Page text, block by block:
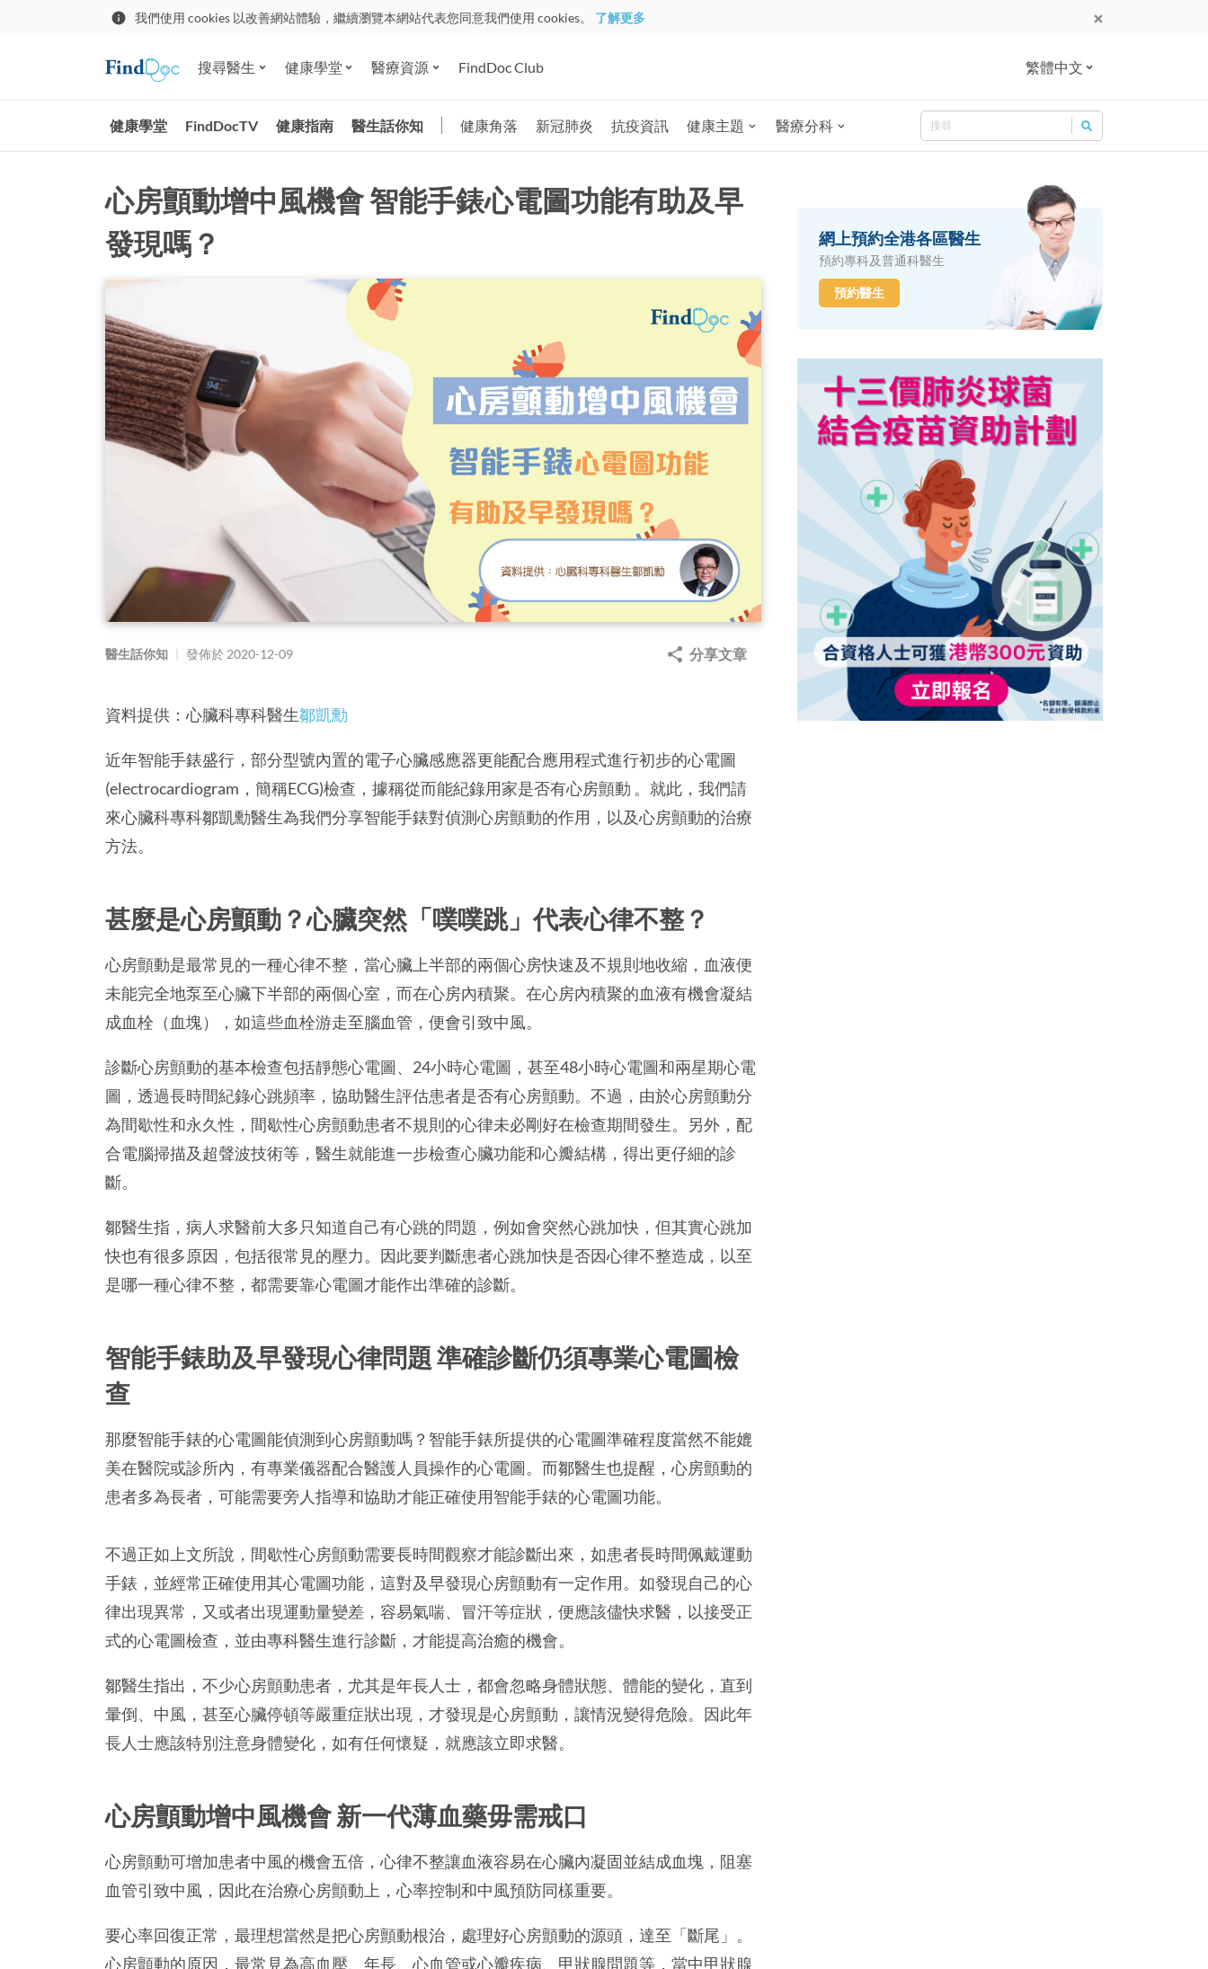
我們使用 cookies 以改善網站體驗，繼續瀏覽本網站代表您同意我們使用 cookies。 了解更多
搜尋醫生 健康學堂 醫療資源 FindDoc Club 繁體中文
健康學堂 FindDocTV 健康指南 醫生話你知 健康角落 新冠肺炎 抗疫資訊 健康主題 醫療分科
Search for:
Search
心房顫動增中風機會 智能手錶心電圖功能有助及早
發現嗎？
醫生話你知 | 發佈於 2020-12-09 分享文章
資料提供：心臟科專科醫生鄒凱勳
近年智能手錶盛行，部分型號內置的電子心臟感應器更能配合應用程式進行初步的心電圖
(electrocardiogram，簡稱ECG)檢查，據稱從而能紀錄用家是否有心房顫動 。就此，我們請
來心臟科專科鄒凱勳醫生為我們分享智能手錶對偵測心房顫動的作用，以及心房顫動的治療
方法。
甚麼是心房顫動？心臟突然「噗噗跳」代表心律不整？
心房顫動是最常見的一種心律不整，當心臟上半部的兩個心房快速及不規則地收縮，血液便
未能完全地泵至心臟下半部的兩個心室，而在心房內積聚。在心房內積聚的血液有機會凝結
成血栓（血塊），如這些血栓游走至腦血管，便會引致中風。
診斷心房顫動的基本檢查包括靜態心電圖、24小時心電圖，甚至48小時心電圖和兩星期心電
圖，透過長時間紀錄心跳頻率，協助醫生評估患者是否有心房顫動。不過，由於心房顫動分
為間歇性和永久性，間歇性心房顫動患者不規則的心律未必剛好在檢查期間發生。另外，配
合電腦掃描及超聲波技術等，醫生就能進一步檢查心臟功能和心瓣結構，得出更仔細的診
斷。
鄒醫生指，病人求醫前大多只知道自己有心跳的問題，例如會突然心跳加快，但其實心跳加
快也有很多原因，包括很常見的壓力。因此要判斷患者心跳加快是否因心律不整造成，以至
是哪一種心律不整，都需要靠心電圖才能作出準確的診斷。
智能手錶助及早發現心律問題 準確診斷仍須專業心電圖檢
查
那麼智能手錶的心電圖能偵測到心房顫動嗎？智能手錶所提供的心電圖準確程度當然不能媲
美在醫院或診所內，有專業儀器配合醫護人員操作的心電圖。而鄒醫生也提醒，心房顫動的
患者多為長者，可能需要旁人指導和協助才能正確使用智能手錶的心電圖功能。
不過正如上文所說，間歇性心房顫動需要長時間觀察才能診斷出來，如患者長時間佩戴運動
手錶，並經常正確使用其心電圖功能，這對及早發現心房顫動有一定作用。如發現自己的心
律出現異常，又或者出現運動量變差，容易氣喘、冒汗等症狀，便應該儘快求醫，以接受正
式的心電圖檢查，並由專科醫生進行診斷，才能提高治癒的機會。
鄒醫生指出，不少心房顫動患者，尤其是年長人士，都會忽略身體狀態、體能的變化，直到
暈倒、中風，甚至心臟停頓等嚴重症狀出現，才發現是心房顫動，讓情況變得危險。因此年
長人士應該特別注意身體變化，如有任何懷疑，就應該立即求醫。
心房顫動增中風機會 新一代薄血藥毋需戒口
心房顫動可增加患者中風的機會五倍，心律不整讓血液容易在心臟內凝固並結成血塊，阻塞
血管引致中風，因此在治療心房顫動上，心率控制和中風預防同樣重要。
要心率回復正常，最理想當然是把心房顫動根治，處理好心房顫動的源頭，達至「斷尾」。
心房顫動的原因，最常見為高血壓、年長、心血管或心瓣疾病、甲狀腺問題等，當中甲狀腺
網上預約全港各區醫生
預約專科及普通科醫生
預約醫生